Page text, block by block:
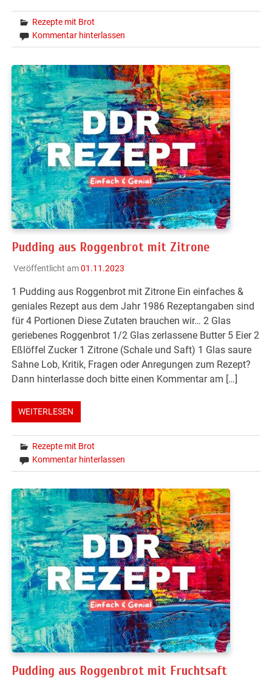
Rezepte mit Brot
Kommentar hinterlassen
Pudding aus Roggenbrot mit Zitrone
Veröffentlicht am01.11.2023
1 Pudding aus Roggenbrot mit Zitrone Ein einfaches &
geniales Rezept aus dem Jahr 1986 Rezeptangaben sind
für 4 Portionen Diese Zutaten brauchen wir… 2 Glas
geriebenes Roggenbrot 1/2 Glas zerlassene Butter 5 Eier 2
Eßlöffel Zucker 1 Zitrone (Schale und Saft) 1 Glas saure
Sahne Lob, Kritik, Fragen oder Anregungen zum Rezept?
Dann hinterlasse doch bitte einen Kommentar am […]
WEITERLESEN
Rezepte mit Brot
Kommentar hinterlassen
Pudding aus Roggenbrot mit Fruchtsaft